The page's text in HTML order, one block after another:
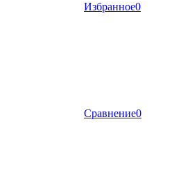
Избранное0
Сравнение0